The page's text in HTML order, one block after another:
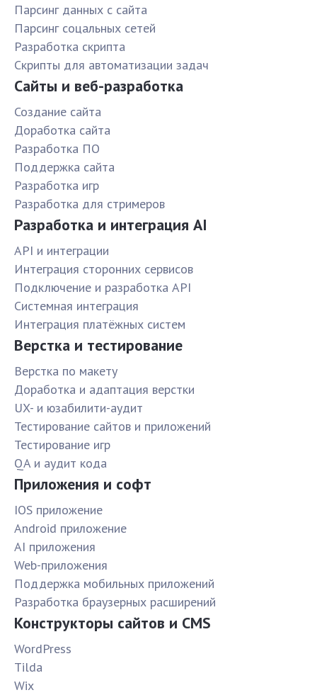
Парсинг данных с сайта
Парсинг соцальных сетей
Разработка скрипта
Скрипты для автоматизации задач
Сайты и веб-разработка
Создание сайта
Доработка сайта
Разработка ПО
Поддержка сайта
Разработка игр
Разработка для стримеров
Разработка и интеграция AI
API и интеграции
Интеграция сторонних сервисов
Подключение и разработка API
Системная интеграция
Интеграция платёжных систем
Верстка и тестирование
Верстка по макету
Доработка и адаптация верстки
UX- и юзабилити-аудит
Тестирование сайтов и приложений
Тестирование игр
QA и аудит кода
Приложения и софт
IOS приложение
Android приложение
AI приложения
Web-приложения
Поддержка мобильных приложений
Разработка браузерных расширений
Конструкторы сайтов и CMS
WordPress
Tilda
Wix